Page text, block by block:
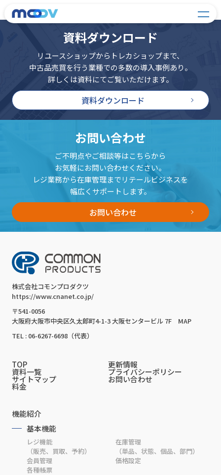
資料ダウンロード
リユースショップからトレカショップまで、
中古品売買を行う業種での多数の導入事例あり。
詳しくは資料にてご覧いただけます。
資料ダウンロード
お問い合わせ
ご不明点やご相談等はこちらから
お気軽にお問い合わせください。
レジ業務から在庫管理までリテールビジネスを
幅広くサポートします。
お問い合わせ
株式会社コモンプロダクツ
https://www.cnanet.co.jp/
〒541-0056
大阪府大阪市中央区久太郎町4-1-3 大阪センタービル 7F
MAP
TEL : 06-6267-6698（代表）
TOP 更新情報
資料一覧 プライバシーポリシー
サイトマップ お問い合わせ
料金
機能紹介
基本機能
レジ機能
（販売、買取、予約）
在庫管理
（単品、状態、個品、部門）
会員管理
価格設定
各種帳票